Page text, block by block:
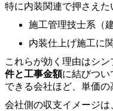
特に内装関連で押さえた
施工管理技士系（
内装仕上げ施工に
これらが効く理由はシ
件と工事金額に結びつい
できる会社ほど、単価の
会社側の収支イメージは